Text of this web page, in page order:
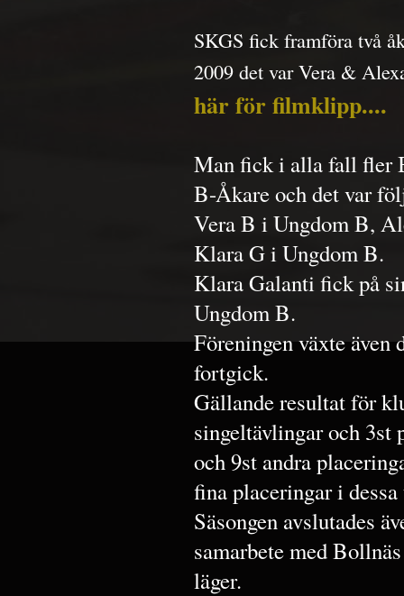
SKGS fick framföra två
2009 det var Vera &
här för filmklipp....
Man fick i alla fall fler
B-Åkare och det var
Vera B i Ungdom B,
Klara G i Ungdom B.
Klara Galanti fick på
Ungdom B.
Föreningen växte även
fortgick.
Gällande resultat för
singeltävlingar och 3st
och 9st andra
fina placeringar i
Säsongen avslutades
samarbete med
läger.